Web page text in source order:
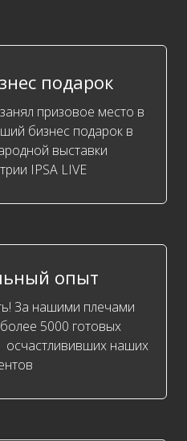
подарок
призовое место в
бизнес подарок в
выставки
IPSA LIVE
опыт
За нашими плечами
5000 готовых
наших